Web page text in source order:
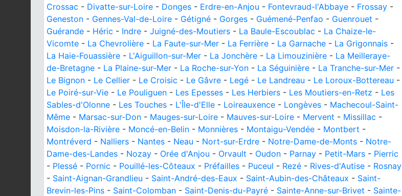
Crossac - Divatte-sur-Loire - Donges - Erdre-en-Anjou - Fontevraud-l'Abbaye - Frossay -
Geneston - Gennes-Val-de-Loire - Gétigné - Gorges - Guémené-Penfao - Guenrouet -
Guérande - Héric - Indre - Juigné-des-Moutiers - La Baule-Escoublac - La Chaize-le-
Vicomte - La Chevrolière - La Faute-sur-Mer - La Ferrière - La Garnache - La Grigonnais -
La Haie-Fouassière - L'Aiguillon-sur-Mer - La Jonchère - La Limouzinière - La Meilleraye-
de-Bretagne - La Plaine-sur-Mer - La Roche-sur-Yon - La Séguinière - La Tranche-sur-Mer -
Le Bignon - Le Cellier - Le Croisic - Le Gâvre - Legé - Le Landreau - Le Loroux-Bottereau -
Le Poiré-sur-Vie - Le Pouliguen - Les Epesses - Les Herbiers - Les Moutiers-en-Retz - Les
Sables-d'Olonne - Les Touches - L'Île-d'Elle - Loireauxence - Longèves - Machecoul-Saint-
Même - Marsac-sur-Don - Mauges-sur-Loire - Mauves-sur-Loire - Mervent - Missillac -
Moisdon-la-Rivière - Moncé-en-Belin - Monnières - Montaigu-Vendée - Montbert -
Montréverd - Nalliers - Nantes - Neau - Nort-sur-Erdre - Notre-Dame-de-Monts - Notre-
Dame-des-Landes - Nozay - Orée d'Anjou - Orvault - Oudon - Parnay - Petit-Mars - Pierric
- Plessé - Pornic - Pouillé-les-Côteaux - Préfailles - Puceul - Rezé - Rives-d'Autise - Rosnay
- Saint-Aignan-Grandlieu - Saint-André-des-Eaux - Saint-Aubin-des-Châteaux - Saint-
Brevin-les-Pins - Saint-Colomban - Saint-Denis-du-Payré - Sainte-Anne-sur-Brivet - Sainte-